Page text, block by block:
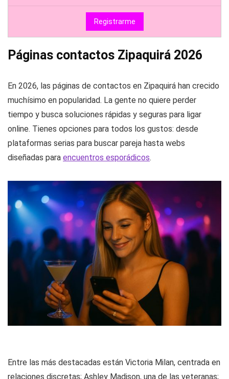
Registrarme
Páginas contactos Zipaquirá 2026
En 2026, las páginas de contactos en Zipaquirá han crecido
muchísimo en popularidad. La gente no quiere perder
tiempo y busca soluciones rápidas y seguras para ligar
online. Tienes opciones para todos los gustos: desde
plataformas serias para buscar pareja hasta webs
diseñadas para encuentros esporádicos.
Entre las más destacadas están Victoria Milan, centrada en
relaciones discretas; Ashley Madison, una de las veteranas;